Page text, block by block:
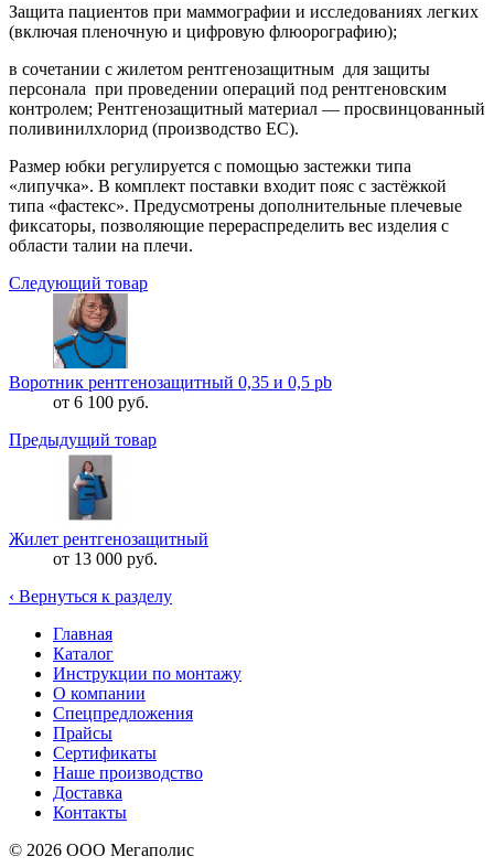
Защита пациентов при маммографии и исследованиях легких
(включая пленочную и цифровую флюорографию);
в сочетании с жилетом рентгенозащитным для защиты
персонала при проведении операций под рентгеновским
контролем; Рентгенозащитный материал — просвинцованный
поливинилхлорид (производство ЕС).
Размер юбки регулируется с помощью застежки типа
«липучка». В комплект поставки входит пояс с застёжкой
типа «фастекс». Предусмотрены дополнительные плечевые
фиксаторы, позволяющие перераспределить вес изделия с
области талии на плечи.
Следующий товар
Воротник рентгенозащитный 0,35 и 0,5 pb
от 6 100 руб.
Предыдущий товар
Жилет рентгенозащитный
от 13 000 руб.
‹ Вернуться к разделу
Главная
Каталог
Инструкции по монтажу
О компании
Спецпредложения
Прайсы
Сертификаты
Наше производство
Доставка
Контакты
© 2026 ООО Мегаполис